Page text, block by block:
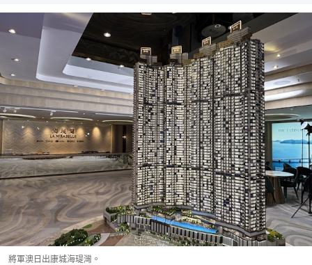
將軍澳日出康城海瑅灣。